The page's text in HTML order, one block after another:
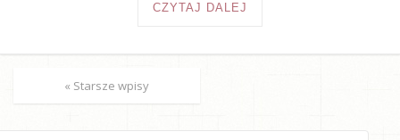
CZYTAJ DALEJ
« Starsze wpisy